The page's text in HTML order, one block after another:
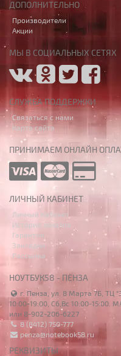
ДОПОЛНИТЕЛЬНО
Производители
Акции
МЫ В СОЦИАЛЬНЫХ СЕТЯХ
СЛУЖБА ПОДДЕРЖКИ
Связаться с нами
Карта сайта
ПРИНИМАЕМ ОНЛАЙН
ЛИЧНЫЙ КАБИНЕТ
Личный Кабинет
История заказов
Гарантия
Закладки
Рассылка
НОУТБУК58 - ПЕНЗА
г. Пенза, ул. 8 Марта 7Б,
10:00-19:00, Сб,Вс 10:00-15:00.
или 8-902-206-6227
8 (8412) 750-777
penza@notebook58.ru
РЕКВИЗИТЫ